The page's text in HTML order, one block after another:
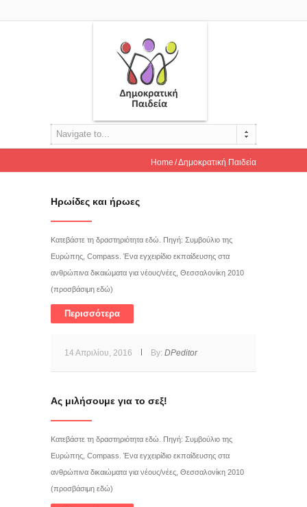
Navigate to...
Home Δημοκρατική Παιδεία
Ηρωίδες και ήρωες
Κατεβάστε τη δραστηριότητα εδώ. Πηγή: Συμβούλιο της
Ευρώπης, Compass. Ένα εγχειρίδιο εκπαίδευσης στα
ανθρώπινα δικαιώματα για νέους/νέες, Θεσσαλονίκη 2010
(προσβάσιμη εδώ)
Περισσότερα
14 Απριλίου, 2016 By: DPeditor
Ας μιλήσουμε για το σεξ!
Κατεβάστε τη δραστηριότητα εδώ. Πηγή: Συμβούλιο της
Ευρώπης, Compass. Ένα εγχειρίδιο εκπαίδευσης στα
ανθρώπινα δικαιώματα για νέους/νέες, Θεσσαλονίκη 2010
(προσβάσιμη εδώ)